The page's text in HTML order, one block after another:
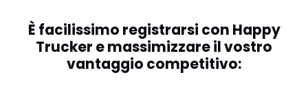
È facilissimo registrarsi con Happy
Trucker e massimizzare il vostro
vantaggio competitivo: